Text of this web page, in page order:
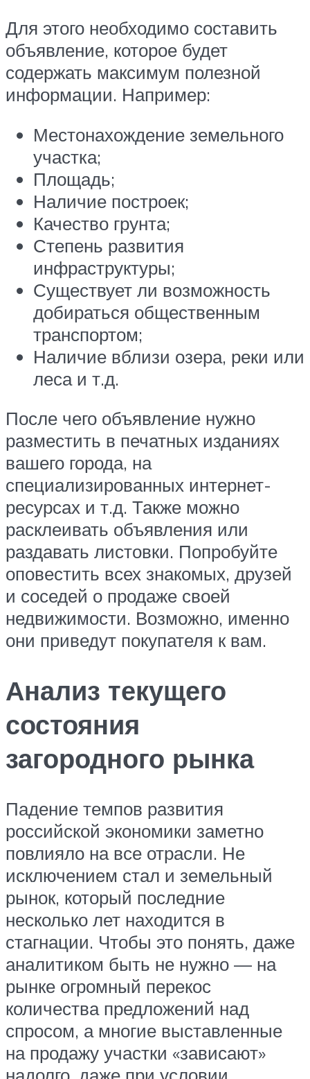
Для этого необходимо составить
объявление, которое будет
содержать максимум полезной
информации. Например:
Местонахождение земельного
участка;
Площадь;
Наличие построек;
Качество грунта;
Степень развития
инфраструктуры;
Существует ли возможность
добираться общественным
транспортом;
Наличие вблизи озера, реки или
леса и т.д.
После чего объявление нужно
разместить в печатных изданиях
вашего города, на
специализированных интернет-
ресурсах и т.д. Также можно
расклеивать объявления или
раздавать листовки. Попробуйте
оповестить всех знакомых, друзей
и соседей о продаже своей
недвижимости. Возможно, именно
они приведут покупателя к вам.
Анализ текущего
состояния
загородного рынка
Падение темпов развития
российской экономики заметно
повлияло на все отрасли. Не
исключением стал и земельный
рынок, который последние
несколько лет находится в
стагнации. Чтобы это понять, даже
аналитиком быть не нужно — на
рынке огромный перекос
количества предложений над
спросом, а многие выставленные
на продажу участки «зависают»